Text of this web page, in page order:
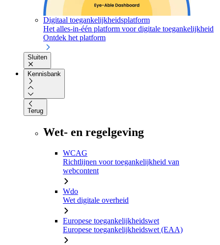
Digitaal toegankelijkheidsplatform
Het alles-in-één platform voor digitale toegankelijkheid
Ontdek het platform
Sluiten
Kennisbank
Terug
Wet- en regelgeving
WCAG
Richtlijnen voor toegankelijkheid van
webcontent
Wdo
Wet digitale overheid
Europese toegankelijkheidswet
Europese toegankelijkheidswet (EAA)